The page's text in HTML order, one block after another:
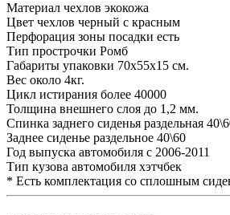
Материал чехлов экокожа
Цвет чехлов черный с красным
Перфорация зоны посадки есть
Тип прострочки Ромб
Габариты упаковки 70х55х15 см.
Вес около 4кг.
Цикл истирания более 40000
Толщина внешнего слоя до 1,2 мм.
Спинка заднего сиденья раздельная
Заднее сиденье раздельное 40\60
Год выпуска автомобиля с 2006-2011
Тип кузова автомобиля хэтчбек
* Есть комплектация со сплошным